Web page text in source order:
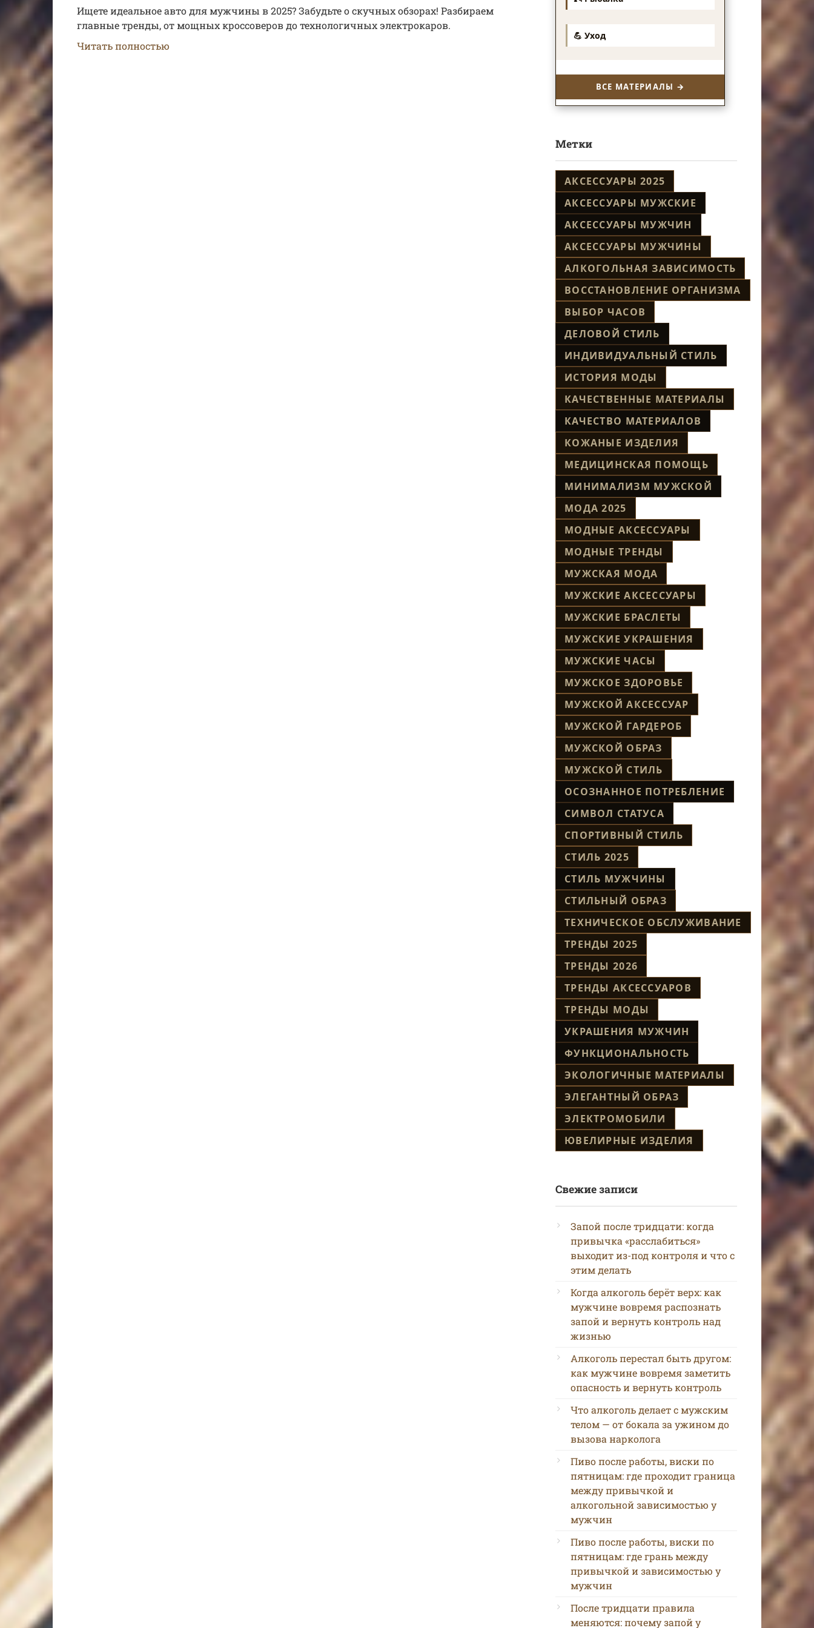
Ищете идеальное авто для мужчины в 2025? Забудьте о скучных обзорах! Разбираем
главные тренды, от мощных кроссоверов до технологичных электрокаров.
Читать полностью
💪 Уход
ВСЕ МАТЕРИАЛЫ →
Метки
АКСЕССУАРЫ 2025
АКСЕССУАРЫ МУЖСКИЕ
АКСЕССУАРЫ МУЖЧИН
АКСЕССУАРЫ МУЖЧИНЫ
АЛКОГОЛЬНАЯ ЗАВИСИМОСТЬ
ВОССТАНОВЛЕНИЕ ОРГАНИЗМА
ВЫБОР ЧАСОВ
ДЕЛОВОЙ СТИЛЬ
ИНДИВИДУАЛЬНЫЙ СТИЛЬ
ИСТОРИЯ МОДЫ
КАЧЕСТВЕННЫЕ МАТЕРИАЛЫ
КАЧЕСТВО МАТЕРИАЛОВ
КОЖАНЫЕ ИЗДЕЛИЯ
МЕДИЦИНСКАЯ ПОМОЩЬ
МИНИМАЛИЗМ МУЖСКОЙ
МОДА 2025
МОДНЫЕ АКСЕССУАРЫ
МОДНЫЕ ТРЕНДЫ
МУЖСКАЯ МОДА
МУЖСКИЕ АКСЕССУАРЫ
МУЖСКИЕ БРАСЛЕТЫ
МУЖСКИЕ УКРАШЕНИЯ
МУЖСКИЕ ЧАСЫ
МУЖСКОЕ ЗДОРОВЬЕ
МУЖСКОЙ АКСЕССУАР
МУЖСКОЙ ГАРДЕРОБ
МУЖСКОЙ ОБРАЗ
МУЖСКОЙ СТИЛЬ
ОСОЗНАННОЕ ПОТРЕБЛЕНИЕ
СИМВОЛ СТАТУСА
СПОРТИВНЫЙ СТИЛЬ
СТИЛЬ 2025
СТИЛЬ МУЖЧИНЫ
СТИЛЬНЫЙ ОБРАЗ
ТЕХНИЧЕСКОЕ ОБСЛУЖИВАНИЕ
ТРЕНДЫ 2025
ТРЕНДЫ 2026
ТРЕНДЫ АКСЕССУАРОВ
ТРЕНДЫ МОДЫ
УКРАШЕНИЯ МУЖЧИН
ФУНКЦИОНАЛЬНОСТЬ
ЭКОЛОГИЧНЫЕ МАТЕРИАЛЫ
ЭЛЕГАНТНЫЙ ОБРАЗ
ЭЛЕКТРОМОБИЛИ
ЮВЕЛИРНЫЕ ИЗДЕЛИЯ
Свежие записи
Запой после тридцати: когда
привычка «расслабиться»
выходит из-под контроля и что с
этим делать
Когда алкоголь берёт верх: как
мужчине вовремя распознать
запой и вернуть контроль над
жизнью
Алкоголь перестал быть другом:
как мужчине вовремя заметить
опасность и вернуть контроль
Что алкоголь делает с мужским
телом — от бокала за ужином до
вызова нарколога
Пиво после работы, виски по
пятницам: где проходит граница
между привычкой и
алкогольной зависимостью у
мужчин
Пиво после работы, виски по
пятницам: где грань между
привычкой и зависимостью у
мужчин
После тридцати правила
меняются: почему запой у